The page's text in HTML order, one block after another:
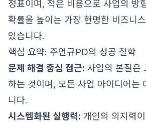
정표이며, 적은 비용으로 사업의 방
확률을 높이는 가장 현명한 비즈니
있습니다.
핵심 요약: 주언규PD의 성공 철학
문제 해결 중심 접근: 사업의 본질은
하는 것이며, 모든 사업 아이디어는
니다.
시스템화된 실행력: 개인의 의지력